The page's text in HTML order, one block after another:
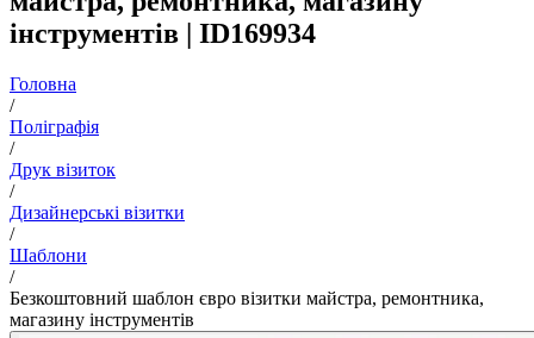
інструментів | ID169934
Головна
/
Поліграфія
/
Друк візиток
/
Дизайнерські візитки
/
Шаблони
/
Безкоштовний шаблон євро візитки майстра, ремонтника,
магазину інструментів